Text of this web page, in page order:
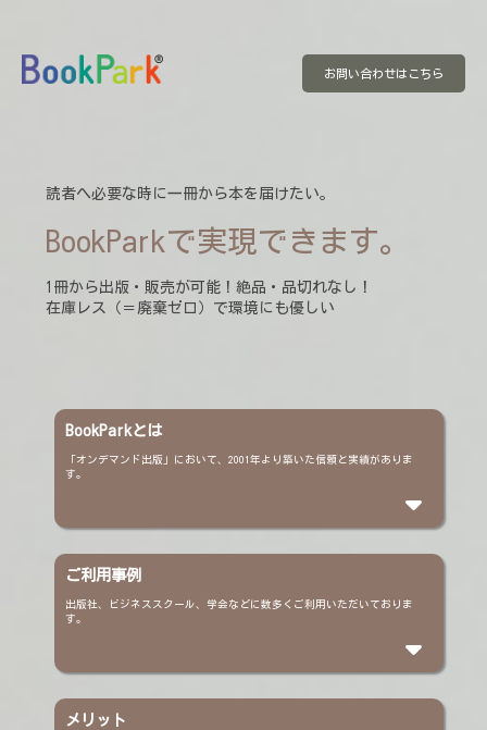
お問い合わせはこちら
読者へ必要な時に一冊から本を届けたい。
BookParkで実現できます。
1冊から出版・販売が可能！絶品・品切れなし！
在庫レス（＝廃棄ゼロ）で環境にも優しい
BookParkとは
「オンデマンド出版」において、2001年より築いた信頼と実績がありま
す。
ご利用事例
出版社、ビジネススクール、学会などに数多くご利用いただいておりま
す。
メリット